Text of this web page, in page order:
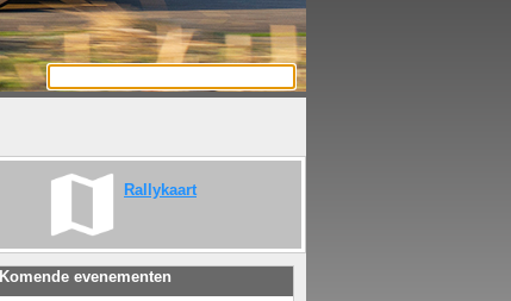
Rallykaart
Komende evenementen